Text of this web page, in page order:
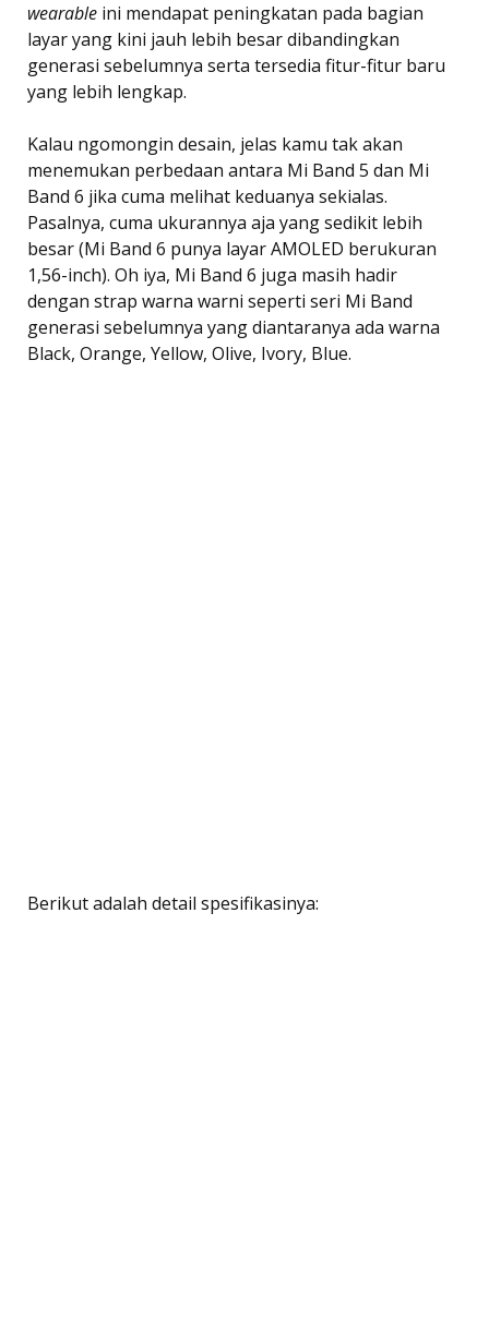
wearable ini mendapat peningkatan pada bagian
layar yang kini jauh lebih besar dibandingkan
generasi sebelumnya serta tersedia fitur-fitur baru
yang lebih lengkap.
Kalau ngomongin desain, jelas kamu tak akan
menemukan perbedaan antara Mi Band 5 dan Mi
Band 6 jika cuma melihat keduanya sekialas.
Pasalnya, cuma ukurannya aja yang sedikit lebih
besar (Mi Band 6 punya layar AMOLED berukuran
1,56-inch). Oh iya, Mi Band 6 juga masih hadir
dengan strap warna warni seperti seri Mi Band
generasi sebelumnya yang diantaranya ada warna
Black, Orange, Yellow, Olive, Ivory, Blue.
Berikut adalah detail spesifikasinya: